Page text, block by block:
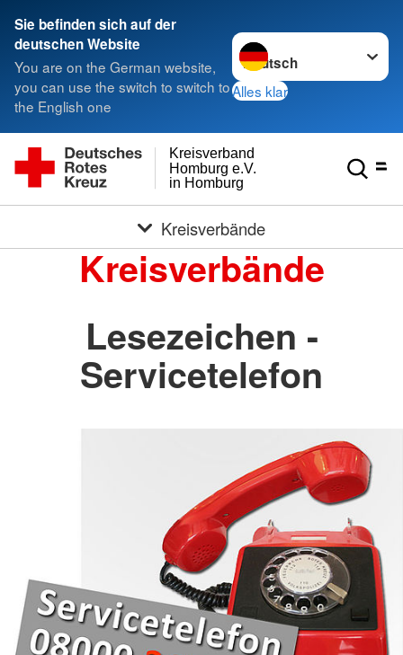
Sie befinden sich auf der
deutschen Website
You are on the German website,
you can use the switch to switch to
the English one
Sprache wechseln zu
Alles klar
in Homburg
Homburg e.V.
Kreisverband
Kreisverbände
Kreisverbände
Lesezeichen -
Servicetelefon